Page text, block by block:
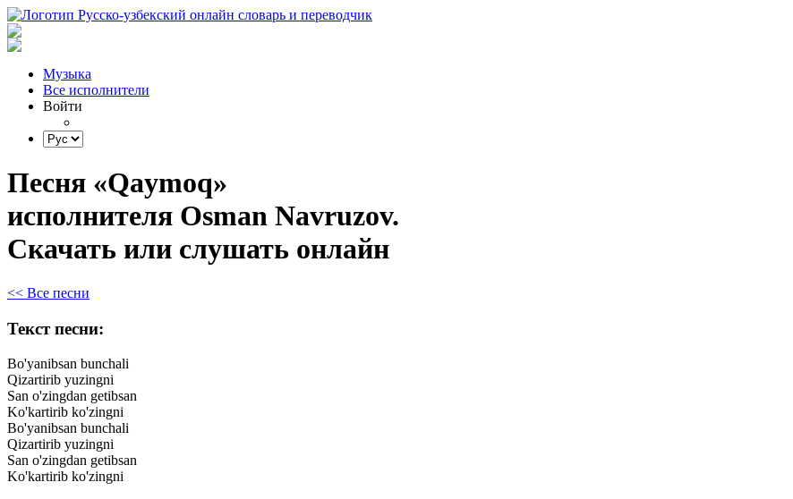
Музыка
Все исполнители
Войти
Песня «Qaymoq»
исполнителя Osman Navruzov.
Скачать или слушать онлайн
<< Все песни
Текст песни:
Bo'yanibsan bunchali
Qizartirib yuzingni
San o'zingdan getibsan
Ko'kartirib ko'zingni
Bo'yanibsan bunchali
Qizartirib yuzingni
San o'zingdan getibsan
Ko'kartirib ko'zingni